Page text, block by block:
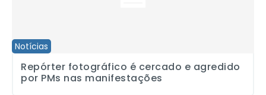
Notícias
Repórter fotográfico é cercado e agredido
por PMs nas manifestações